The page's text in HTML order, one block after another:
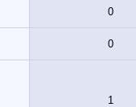
0
0
1